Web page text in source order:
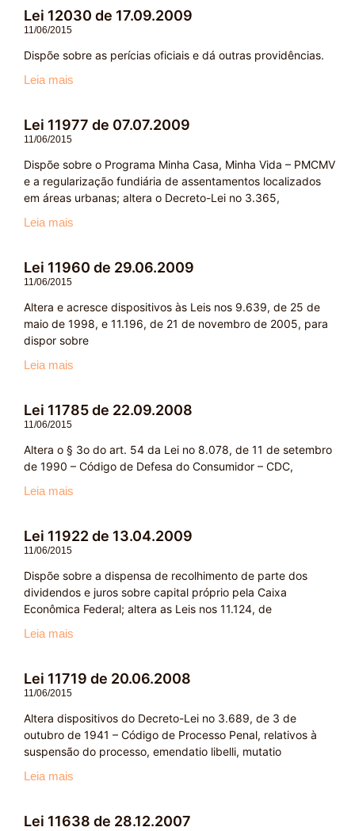
Lei 12030 de 17.09.2009
11/06/2015
Dispõe sobre as perícias oficiais e dá outras providências.
Leia mais
Lei 11977 de 07.07.2009
11/06/2015
Dispõe sobre o Programa Minha Casa, Minha Vida – PMCMV
e a regularização fundiária de assentamentos localizados
em áreas urbanas; altera o Decreto-Lei no 3.365,
Leia mais
Lei 11960 de 29.06.2009
11/06/2015
Altera e acresce dispositivos às Leis nos 9.639, de 25 de
maio de 1998, e 11.196, de 21 de novembro de 2005, para
dispor sobre
Leia mais
Lei 11785 de 22.09.2008
11/06/2015
Altera o § 3o do art. 54 da Lei no 8.078, de 11 de setembro
de 1990 – Código de Defesa do Consumidor – CDC,
Leia mais
Lei 11922 de 13.04.2009
11/06/2015
Dispõe sobre a dispensa de recolhimento de parte dos
dividendos e juros sobre capital próprio pela Caixa
Econômica Federal; altera as Leis nos 11.124, de
Leia mais
Lei 11719 de 20.06.2008
11/06/2015
Altera dispositivos do Decreto-Lei no 3.689, de 3 de
outubro de 1941 – Código de Processo Penal, relativos à
suspensão do processo, emendatio libelli, mutatio
Leia mais
Lei 11638 de 28.12.2007